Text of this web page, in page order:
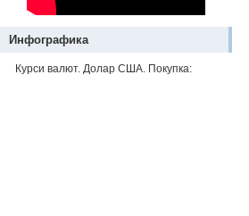
Инфографика
Курси валют. Долар США. Покупка: